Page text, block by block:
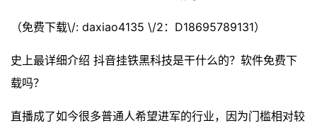
（免费下载\/: daxiao4135 \/2：D18695789131）
史上最详细介绍 抖音挂铁黑科技是干什么的？软件免费下
载吗？
直播成了如今很多普通人希望进军的行业，因为门槛相对较